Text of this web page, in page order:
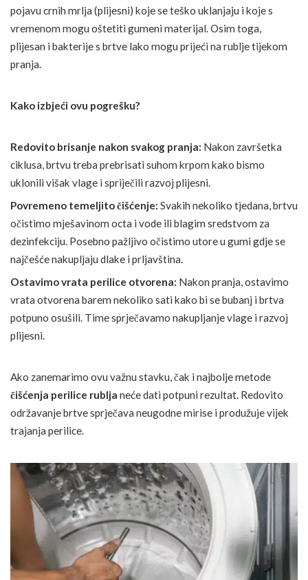
pojavu crnih mrlja (plijesni) koje se teško uklanjaju i koje s
vremenom mogu oštetiti gumeni materijal. Osim toga,
plijesan i bakterije s brtve lako mogu prijeći na rublje tijekom
pranja.
Kako izbjeći ovu pogrešku?
Redovito brisanje nakon svakog pranja: Nakon završetka
ciklusa, brtvu treba prebrisati suhom krpom kako bismo
uklonili višak vlage i spriječili razvoj plijesni.
Povremeno temeljito čišćenje: Svakih nekoliko tjedana, brtvu
očistimo mješavinom octa i vode ili blagim sredstvom za
dezinfekciju. Posebno pažljivo očistimo utore u gumi gdje se
najčešće nakupljaju dlake i prljavština.
Ostavimo vrata perilice otvorena: Nakon pranja, ostavimo
vrata otvorena barem nekoliko sati kako bi se bubanj i brtva
potpuno osušili. Time sprječavamo nakupljanje vlage i razvoj
plijesni.
Ako zanemarimo ovu važnu stavku, čak i najbolje metode
čišćenja perilice rublja neće dati potpuni rezultat. Redovito
održavanje brtve sprječava neugodne mirise i produžuje vijek
trajanja perilice.